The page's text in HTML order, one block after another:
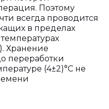
Поэтому
всегда проводится
в пределах
Хранение
переработки
(4±2)°C не